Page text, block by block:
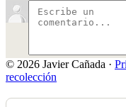
© 2026 Javier Cañada ·
recolección